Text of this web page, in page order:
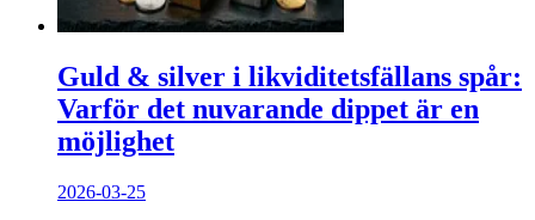
Guld & silver i likviditetsfällans spår:
Varför det nuvarande dippet är en
möjlighet
2026-03-25